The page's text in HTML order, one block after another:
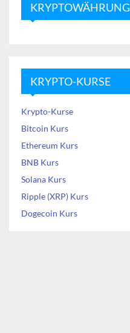
KRYPTOWÄHRUNG
KRYPTO-KURSE
Krypto-Kurse
Bitcoin Kurs
Ethereum Kurs
BNB Kurs
Solana Kurs
Ripple (XRP) Kurs
Dogecoin Kurs